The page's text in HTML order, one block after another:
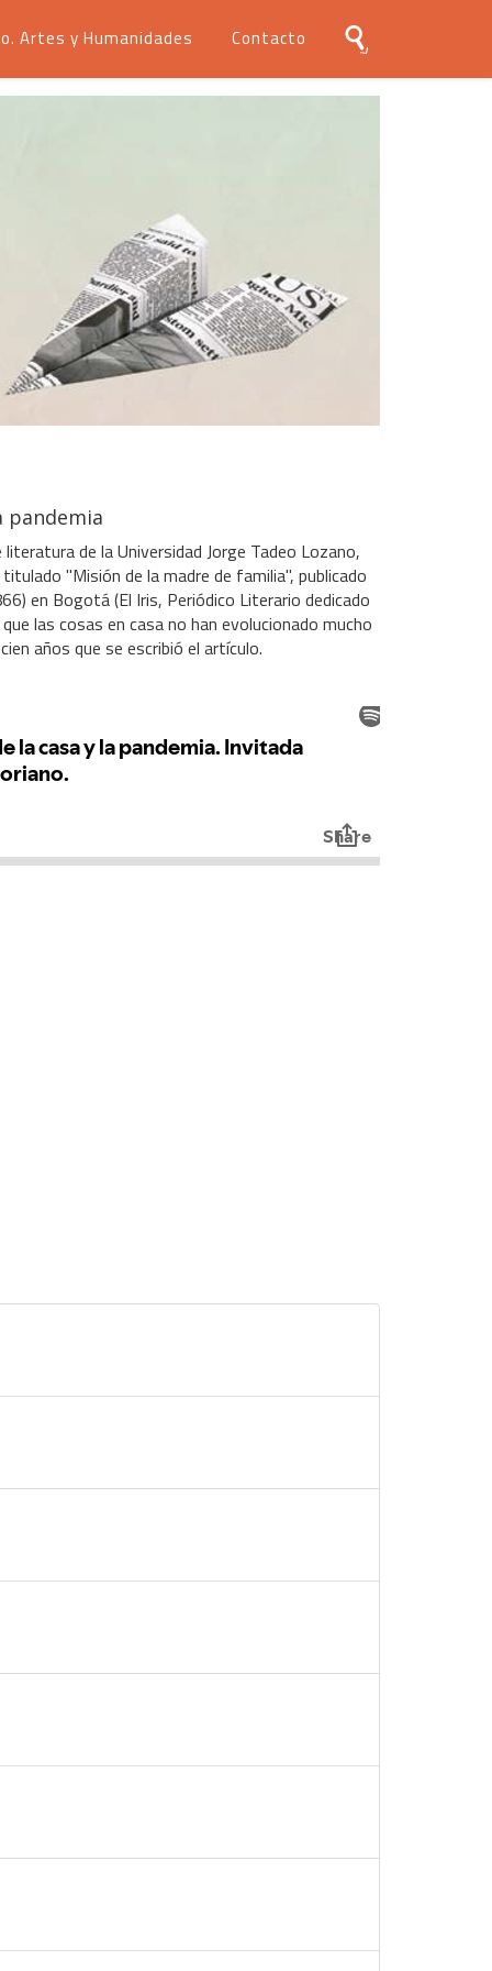
Artes y Humanidades Contacto
pandemia
de la Universidad Jorge Tadeo Lozano,
"Misión de la madre de familia", publicado
en Bogotá (El Iris, Periódico Literario dedicado
las cosas en casa no han evolucionado mucho
años que se escribió el artículo.